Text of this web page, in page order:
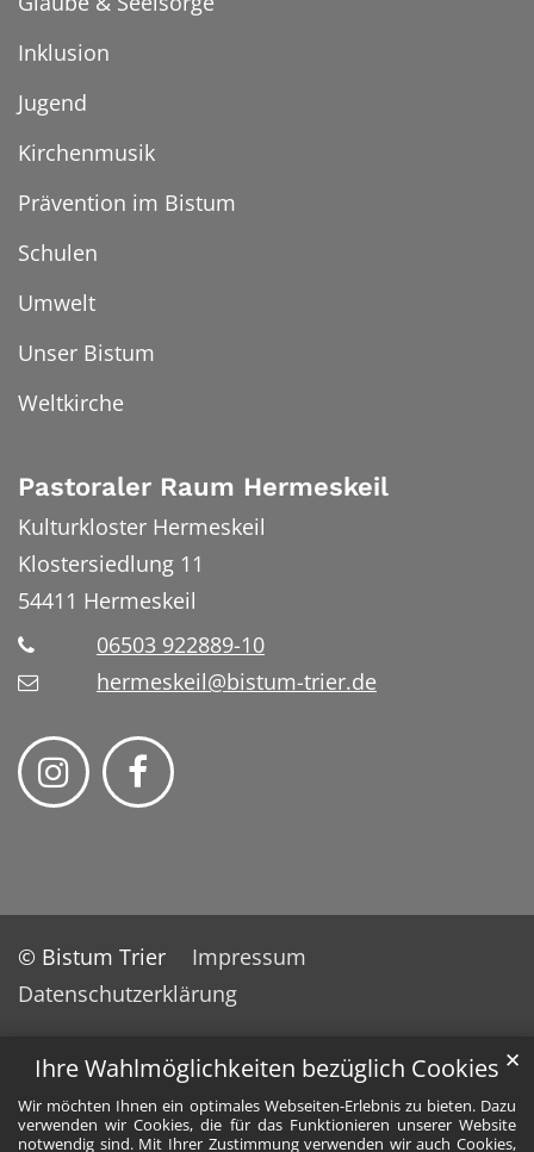
Ihre Wahlmöglichkeiten bezüglich Cookies
Wir möchten Ihnen ein optimales Webseiten-Erlebnis zu bieten. Dazu
verwenden wir Cookies, die für das Funktionieren unserer Website
notwendig sind. Mit Ihrer Zustimmung verwenden wir auch Cookies,
✕
Inklusion
Jugend
Kirchenmusik
Prävention im Bistum
Schulen
Umwelt
Unser Bistum
Weltkirche
Pastoraler Raum Hermeskeil
Kulturkloster Hermeskeil
Klostersiedlung 11
54411 Hermeskeil
06503 922889-10
hermeskeil@bistum-trier.de
© Bistum Trier
Impressum
Datenschutzerklärung